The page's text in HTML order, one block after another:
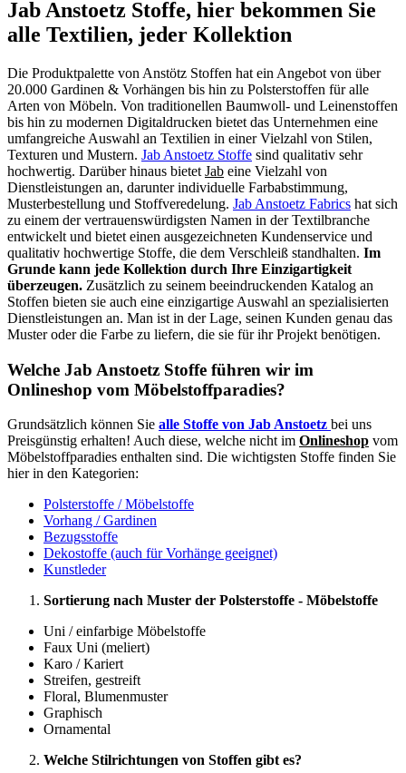
Jab Anstoetz Stoffe, hier bekommen Sie
alle Textilien, jeder Kollektion
Die Produktpalette von Anstötz Stoffen hat ein Angebot von über
20.000 Gardinen & Vorhängen bis hin zu Polsterstoffen für alle
Arten von Möbeln. Von traditionellen Baumwoll- und Leinenstoffen
bis hin zu modernen Digitaldrucken bietet das Unternehmen eine
umfangreiche Auswahl an Textilien in einer Vielzahl von Stilen,
Texturen und Mustern. Jab Anstoetz Stoffe sind qualitativ sehr
hochwertig. Darüber hinaus bietet Jab eine Vielzahl von
Dienstleistungen an, darunter individuelle Farbabstimmung,
Musterbestellung und Stoffveredelung. Jab Anstoetz Fabrics hat sich
zu einem der vertrauenswürdigsten Namen in der Textilbranche
entwickelt und bietet einen ausgezeichneten Kundenservice und
qualitativ hochwertige Stoffe, die dem Verschleiß standhalten. Im
Grunde kann jede Kollektion durch Ihre Einzigartigkeit
überzeugen. Zusätzlich zu seinem beeindruckenden Katalog an
Stoffen bieten sie auch eine einzigartige Auswahl an spezialisierten
Dienstleistungen an. Man ist in der Lage, seinen Kunden genau das
Muster oder die Farbe zu liefern, die sie für ihr Projekt benötigen.
Welche Jab Anstoetz Stoffe führen wir im
Onlineshop vom Möbelstoffparadies?
Grundsätzlich können Sie alle Stoffe von Jab Anstoetz bei uns
Preisgünstig erhalten! Auch diese, welche nicht im Onlineshop vom
Möbelstoffparadies enthalten sind. Die wichtigsten Stoffe finden Sie
hier in den Kategorien:
Polsterstoffe / Möbelstoffe
Vorhang / Gardinen
Bezugsstoffe
Dekostoffe (auch für Vorhänge geeignet)
Kunstleder
Sortierung nach Muster der Polsterstoffe - Möbelstoffe
Uni / einfarbige Möbelstoffe
Faux Uni (meliert)
Karo / Kariert
Streifen, gestreift
Floral, Blumenmuster
Graphisch
Ornamental
Welche Stilrichtungen von Stoffen gibt es?